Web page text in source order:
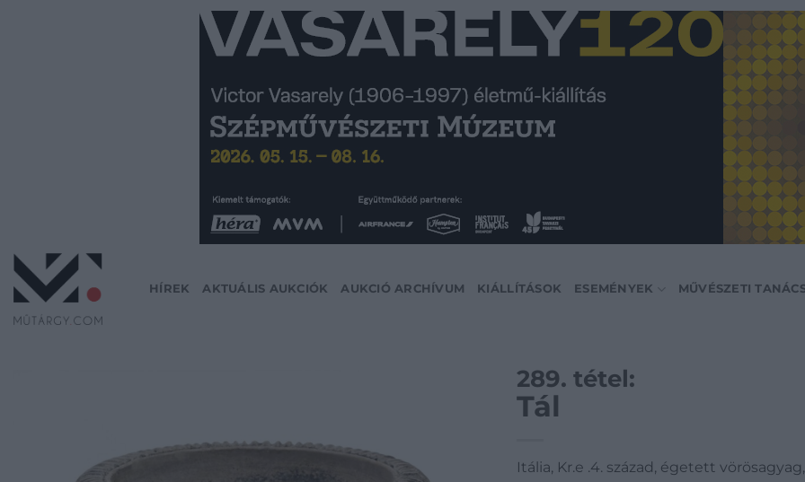
HÍREK AKTUÁLIS AUKCIÓK AUKCIÓ ARCHÍVUM KIÁLLÍTÁSOK ESEMÉNYEK MŰVÉSZETI
289. tétel:
Tál
Itália, Kr.e .4. század, égetett